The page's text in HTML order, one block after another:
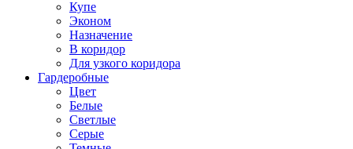
Купе
Эконом
Назначение
В коридор
Для узкого коридора
Гардеробные
Цвет
Белые
Светлые
Серые